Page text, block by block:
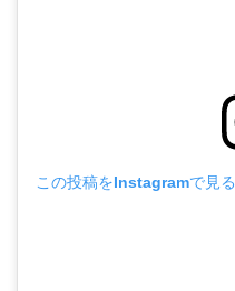
この投稿をInstagramで見る